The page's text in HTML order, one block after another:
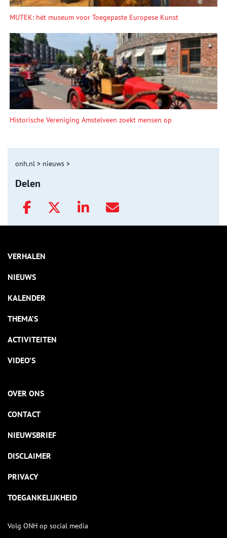
MUTEK: hét museum voor Toegepaste Europese Kunst
Historische Vereniging Amstelveen zoekt mensen op
onh.nl > nieuws >
Delen
VERHALEN
NIEUWS
KALENDER
THEMA’S
ACTIVITEITEN
VIDEO’S
OVER ONS
CONTACT
NIEUWSBRIEF
DISCLAIMER
PRIVACY
TOEGANKELIJKHEID
Volg ONH op social media